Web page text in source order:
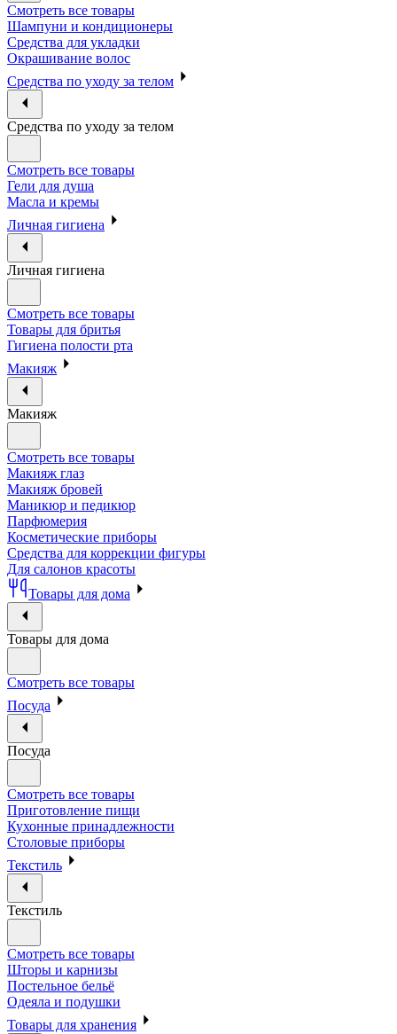
Смотреть все товары
Шампуни и кондиционеры
Средства для укладки
Окрашивание волос
Средства по уходу за телом
Средства по уходу за телом
Смотреть все товары
Гели для душа
Масла и кремы
Личная гигиена
Личная гигиена
Смотреть все товары
Товары для бритья
Гигиена полости рта
Макияж
Макияж
Смотреть все товары
Макияж глаз
Макияж бровей
Маникюр и педикюр
Парфюмерия
Косметические приборы
Средства для коррекции фигуры
Для салонов красоты
Товары для дома
Товары для дома
Смотреть все товары
Посуда
Посуда
Смотреть все товары
Приготовление пищи
Кухонные принадлежности
Столовые приборы
Текстиль
Текстиль
Смотреть все товары
Шторы и карнизы
Постельное бельё
Одеяла и подушки
Товары для хранения